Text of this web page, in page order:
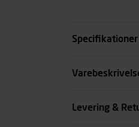
Specifikationer
Til
Levering &